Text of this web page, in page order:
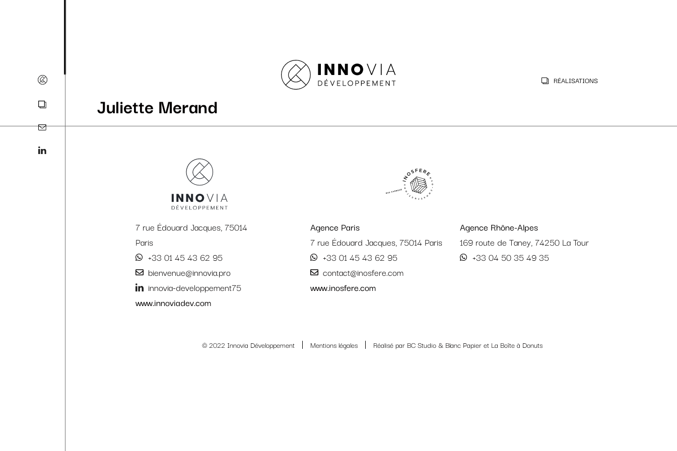
RÉALISATIONS
Juliette Merand
7 rue Édouard Jacques, 75014
Paris
+33 01 45 43 62 95
bienvenue@innovia.pro
innovia-developpement75
www.innoviadev.com
Agence Paris
7 rue Édouard Jacques, 75014 Paris
+33 01 45 43 62 95
contact@inosfere.com
www.inosfere.com
Agence Rhône-Alpes
169 route de Taney, 74250 La Tour
+33 04 50 35 49 35
© 2022 Innovia Développement Mentions légales Réalisé par BC Studio& Blanc Papieret La Boîte à Donuts